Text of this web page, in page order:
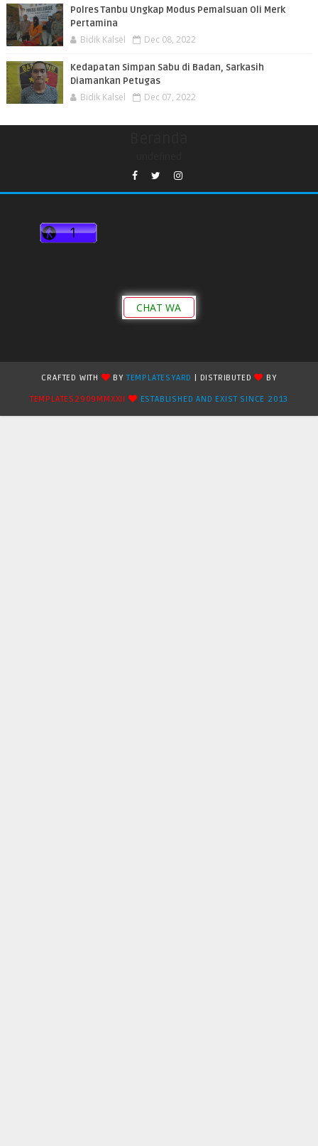
Polres Tanbu Ungkap Modus Pemalsuan Oli Merk
Pertamina
Bidik Kalsel Dec 08, 2022
Kedapatan Simpan Sabu di Badan, Sarkasih
Diamankan Petugas
Bidik Kalsel Dec 07, 2022
CHAT WA
CRAFTED WITH BYTEMPLATESYARD | DISTRIBUTED
BY
TEMPLATES2909MMXXII
ESTABLISHED AND EXIST SINCE 2013